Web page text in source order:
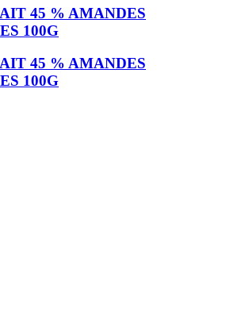
45 % AMANDES
100G
45 % AMANDES
100G